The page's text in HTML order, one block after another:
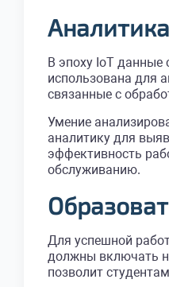
В эпоху IoT данные
использована для
связанные с
Умение
аналитику для
эффективность
обслуживанию.
Для успешной
должны включать
позволит